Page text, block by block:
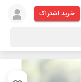
خرید اشتراک